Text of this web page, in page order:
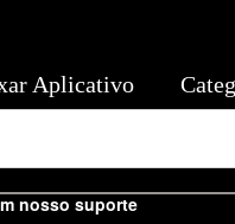
nosso suporte
Aplicativo